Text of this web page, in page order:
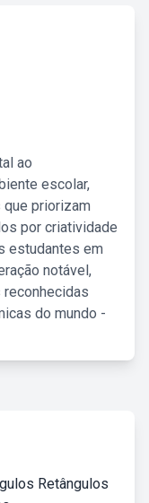
ao
escolar,
priorizam
por criatividade
estudantes em
notável,
do mundo -
Retângulos